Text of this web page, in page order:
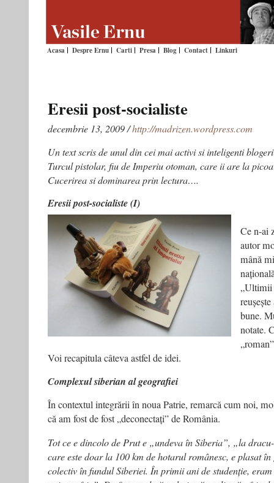
Acasa Despre Ernu Carti Presa Blog Contact Linkuri
Eresii post-socialiste
decembrie 13, 2009 /http://madrizen.wordpress.com
Un text scris de unul din cei mai activi si inteligenti
Turcul pistolar, fiu de Imperiu otoman, care ii are la
Cucerirea si dominarea prin lectura….
Eresii post-socialiste (I)
Ce n-ai
autor
mână
„Ultimii
bune.
notate.
Voi recapitula câteva astfel de idei.
Complexul siberian al geografiei
În contextul integrării în noua Patrie, remarcă cum noi,
că am fost de fost „deconectați” de România.
Tot ce e dincolo de Prut e „undeva în Siberia”, „la
care este doar la 100 km de hotarul românesc, e plasat
colectiv în fundul Siberiei. În primii ani de studenție,